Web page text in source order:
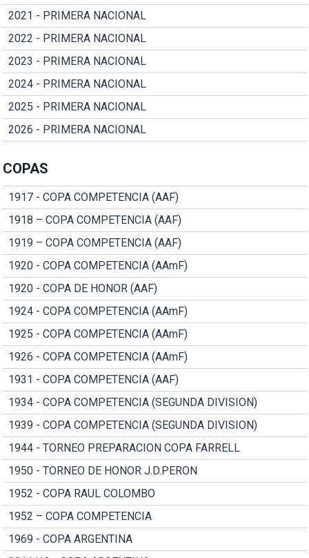
2021 - PRIMERA NACIONAL
2022 - PRIMERA NACIONAL
2023 - PRIMERA NACIONAL
2024 - PRIMERA NACIONAL
2025 - PRIMERA NACIONAL
2026 - PRIMERA NACIONAL
COPAS
1917 - COPA COMPETENCIA (AAF)
1918 – COPA COMPETENCIA (AAF)
1919 – COPA COMPETENCIA (AAF)
1920 - COPA COMPETENCIA (AAmF)
1920 - COPA DE HONOR (AAF)
1924 - COPA COMPETENCIA (AAmF)
1925 - COPA COMPETENCIA (AAmF)
1926 - COPA COMPETENCIA (AAmF)
1931 - COPA COMPETENCIA (AAF)
1934 - COPA COMPETENCIA (SEGUNDA DIVISION)
1939 - COPA COMPETENCIA (SEGUNDA DIVISION)
1944 - TORNEO PREPARACION COPA FARRELL
1950 - TORNEO DE HONOR J.D.PERON
1952 - COPA RAUL COLOMBO
1952 – COPA COMPETENCIA
1969 - COPA ARGENTINA